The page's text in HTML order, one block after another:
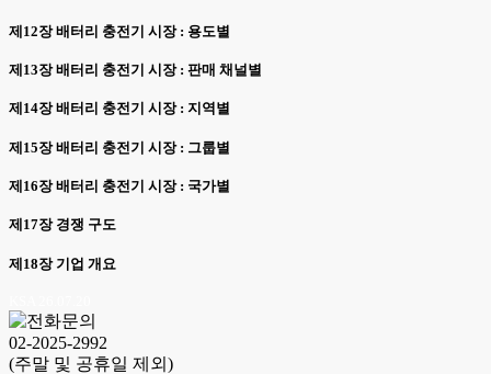
제12장 배터리 충전기 시장 : 용도별
제13장 배터리 충전기 시장 : 판매 채널별
제14장 배터리 충전기 시장 : 지역별
제15장 배터리 충전기 시장 : 그룹별
제16장 배터리 충전기 시장 : 국가별
제17장 경쟁 구도
제18장 기업 개요
02-2025-2992
(주말 및 공휴일 제외)